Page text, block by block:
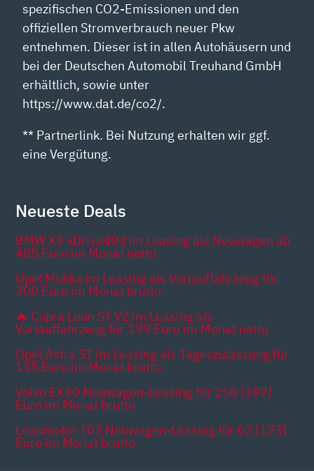
spezifischen CO2-Emissionen und den
offiziellen Stromverbrauch neuer Pkw
entnehmen. Dieser ist in allen Autohäusern und
bei der Deutschen Automobil Treuhand GmbH
erhältlich, sowie unter
https://www.dat.de/co2/.
** Partnerlink. Bei Nutzung erhalten wir ggf.
eine Vergütung.
Neueste Deals
BMW X3 xDrive40d im Leasing als Neuwagen ab
485 Euro im Monat netto
Opel Mokka im Leasing als Vorlauffahrzeug für
200 Euro im Monat brutto
🔥 Cupra Leon ST VZ im Leasing als
Vorlauffahrzeug für 199 Euro im Monat netto
Opel Astra ST im Leasing als Tageszulassung für
135 Euro im Monat brutto
Volvo EX30 Neuwagen-Leasing für 258 [397]
Euro im Monat brutto
Leapmotor T03 Neuwagen-Leasing für 62 [173]
Euro im Monat brutto